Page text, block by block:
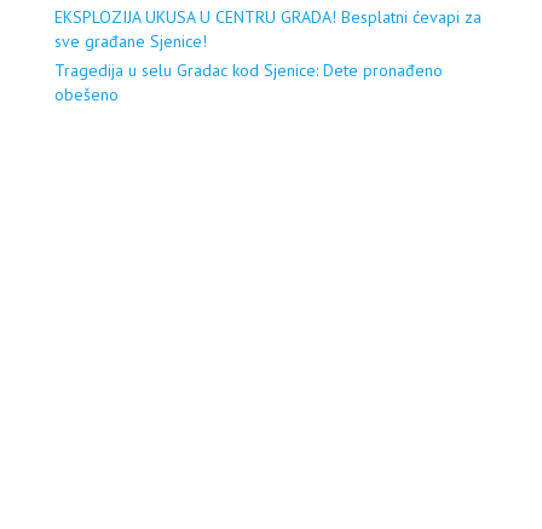
EKSPLOZIJA UKUSA U CENTRU GRADA! Besplatni ćevapi za
sve građane Sjenice!
Tragedija u selu Gradac kod Sjenice: Dete pronađeno
obešeno